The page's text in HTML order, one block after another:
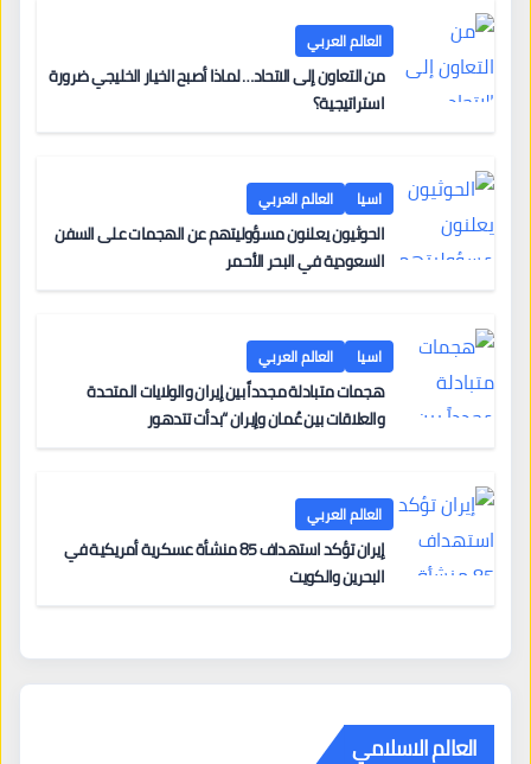
العالم العربي
من التعاون إلى الاتحاد… لماذا أصبح الخيار الخليجي ضرورة
استراتيجية؟
اسيا العالم العربي
الحوثيون يعلنون مسؤوليتهم عن الهجمات على السفن
السعودية في البحر الأحمر
اسيا العالم العربي
هجمات متبادلة مجدداً بين إيران والولايات المتحدة
والعلاقات بين عُمان وإيران “بدأت تتدهور
العالم العربي
إيران تؤكد استهداف 85 منشأة عسكرية أمريكية في
البحرين والكويت
العالم الاسلامي